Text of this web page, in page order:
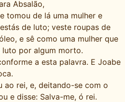
Absalão,
tomou de lá uma mulher e
de luto; veste roupas de
e sê como uma mulher que
luto por algum morto.
a esta palavra. E Joabe
ao rei, e, deitando-se com o
e disse: Salva-me, ó rei.